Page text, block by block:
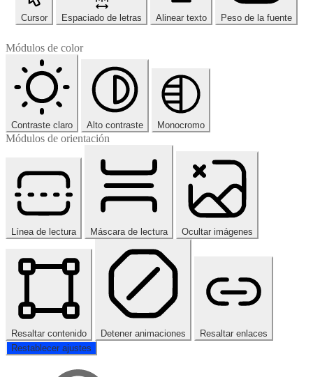
Cursor Espaciado de letras Alinear texto Peso de la fuente
Módulos de color
Contraste claro Alto contraste Monocromo
Módulos de orientación
Línea de lectura Máscara de lectura Ocultar imágenes
Resaltar contenido Detener animaciones
Resaltar enlaces
Restablecer ajustes